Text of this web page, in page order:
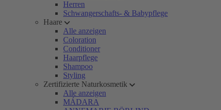
Herren
Schwangerschafts- & Babypflege
Haare
Alle anzeigen
Coloration
Conditioner
Haarpflege
Shampoo
Styling
Zertifizierte Naturkosmetik
Alle anzeigen
MÁDARA